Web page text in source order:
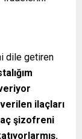
dile getiren
ilaçları
şizofreni